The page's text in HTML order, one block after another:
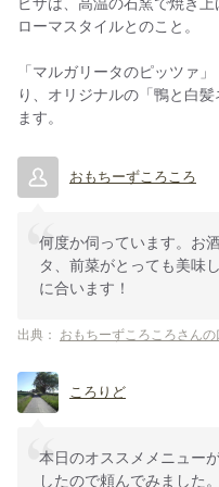
ピザは、高温の石窯で焼き
ローマスタイルとのこと。
「マルガリータのピッツァ
り、オリジナルの「鴨と白
ます。
おもちーずころころ
何度か伺っています。お
タ、前菜がとっても美味
に合います！
出典： おもちーずころころさんの
ころりど
本日のオススメメニュー
したので頼んでみました